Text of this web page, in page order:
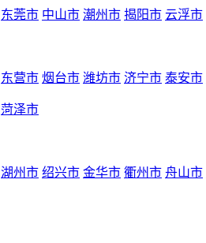
东莞市 中山市 潮州市 揭阳市 云浮市
东营市 烟台市 潍坊市 济宁市 泰安市
菏泽市
湖州市 绍兴市 金华市 衢州市 舟山市